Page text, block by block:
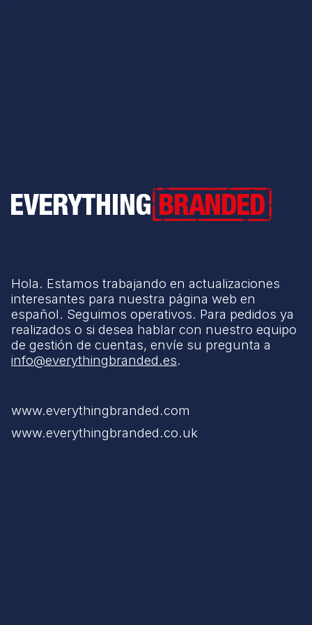
Everything Branded
Hola. Estamos trabajando en actualizaciones
interesantes para nuestra página web en
español. Seguimos operativos. Para pedidos ya
realizados o si desea hablar con nuestro equipo
de gestión de cuentas, envíe su pregunta a
info@everythingbranded.es.
www.everythingbranded.com
www.everythingbranded.co.uk